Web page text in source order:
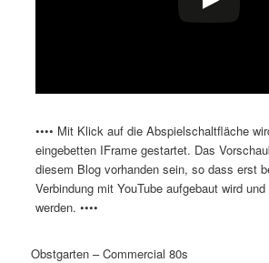
•••• Mit Klick auf die Abspielschaltfläche
eingebetten IFrame gestartet. Das
diesem Blog vorhanden sein, so dass erst
Verbindung mit YouTube aufgebaut wird
werden. ••••
Obstgarten – Commercial 80s